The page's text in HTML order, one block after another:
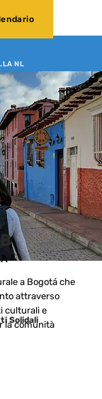
NL
Solidali
a Bogotá che
attraverso
culturali e
la comunità